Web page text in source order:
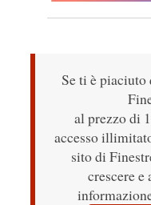
Se ti è piaciuto
al prezzo di
accesso
sito di
crescere e